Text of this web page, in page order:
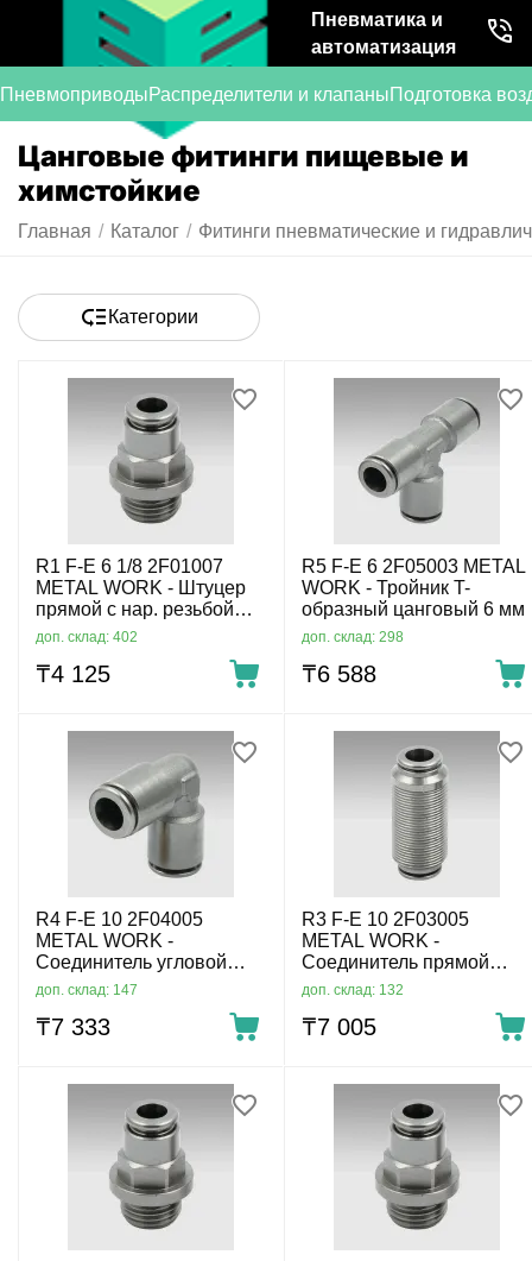
Пневматика и
автоматизация
ПневмоприводыРаспределители и клапаныПодготовка
Цанговые фитинги пищевые и
химстойкие
Главная / Каталог / Фитинги пневматические и
Категории
R1 F-E 6 1/8 2F01007
METAL WORK - Штуцер
прямой с нар. резьбой
цанговый G1/8-6 мм
доп. склад: 402
₸4 125
R5 F-E 6 2F05003 METAL
WORK - Тройник T-
образный цанговый 6 мм
доп. склад: 298
₸6 588
R4 F-E 10 2F04005
METAL WORK -
Соединитель угловой
цанговый 10 мм
доп. склад: 147
₸7 333
R3 F-E 10 2F03005
METAL WORK -
Соединитель прямой
цанговый 10 мм
доп. склад: 132
₸7 005